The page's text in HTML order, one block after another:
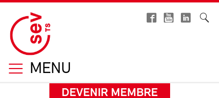
MENU
DEVENIR MEMBRE